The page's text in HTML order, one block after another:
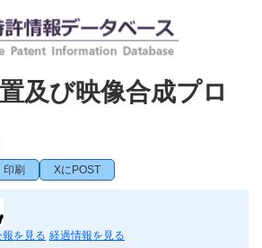
及び映像合成プロ
印刷 XにPOST
を見る 経過情報を見る